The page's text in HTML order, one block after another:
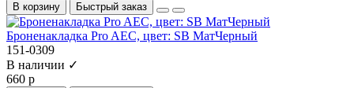
В корзину Быстрый заказ
Броненакладка Pro AEC, цвет: SB МатЧерный
151-0309
В наличии ✓
660 р